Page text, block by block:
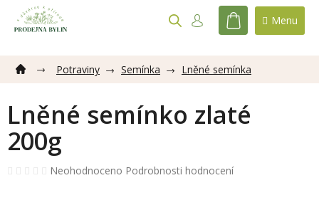
obsah
NÁKUPNÍ
Potraviny Semínka Lněné semínka
Lněné semínko zlaté
200g
Průměrné
Neohodnoceno Podrobnosti hodnocení